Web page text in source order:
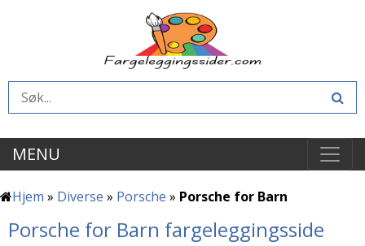
MENU
Hjem » Diverse » Porsche » Porsche for Barn
Porsche for Barn fargeleggingsside